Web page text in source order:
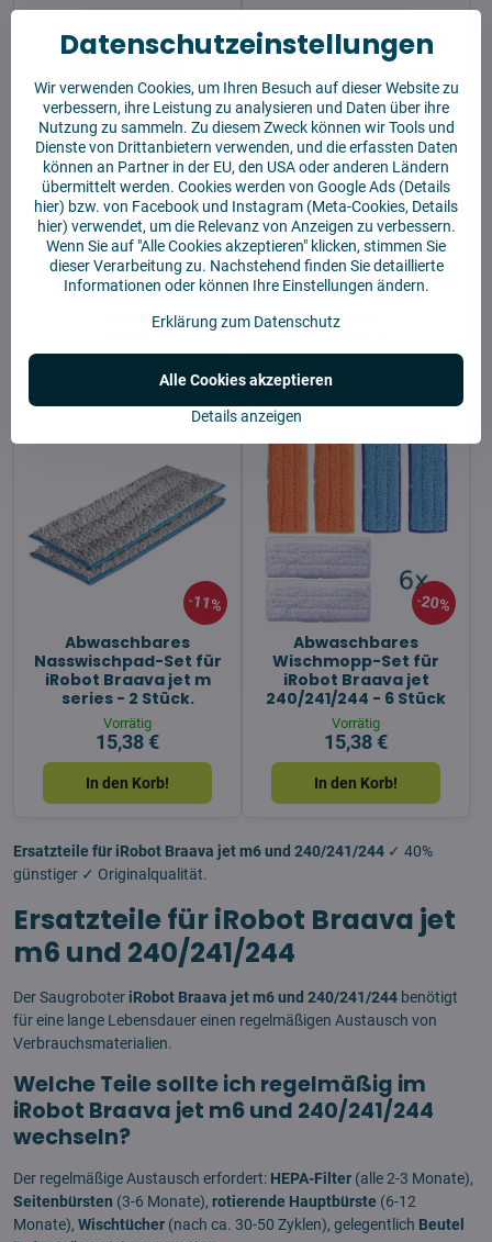
4Robot
Reinigungsmittel für
Saugroboter mit
Wischfunktion 20 ml –
PROBE
1,93 €
In den Korb!
Übergangsbügel für
Robotersauger
Vorrätig
13,45 €
Ansehen
11%
Abwaschbares
Nasswischpad-Set für
iRobot Braava jet m
series - 2 Stück.
Vorrätig
15,38 €
In den Korb!
20%
Abwaschbares
Wischmopp-Set für
iRobot Braava jet
240/241/244 - 6 Stück
Vorrätig
15,38 €
In den Korb!
Ersatzteile für iRobot Braava jet m6 und 240/241/244 ✓ 40%
günstiger ✓ Originalqualität.
Ersatzteile für iRobot Braava jet
m6 und 240/241/244
Der Saugroboter iRobot Braava jet m6 und 240/241/244 benötigt
für eine lange Lebensdauer einen regelmäßigen Austausch von
Verbrauchsmaterialien.
Welche Teile sollte ich regelmäßig im
iRobot Braava jet m6 und 240/241/244
wechseln?
Der regelmäßige Austausch erfordert: HEPA-Filter (alle 2-3 Monate),
Seitenbürsten (3-6 Monate), rotierende Hauptbürste (6-12
Monate), Wischtücher (nach ca. 30-50 Zyklen), gelegentlich Beutel
Datenschutzeinstellungen
Wir verwenden Cookies, um Ihren Besuch auf dieser Website zu
verbessern, ihre Leistung zu analysieren und Daten über ihre
Nutzung zu sammeln. Zu diesem Zweck können wir Tools und
Dienste von Drittanbietern verwenden, und die erfassten Daten
können an Partner in der EU, den USA oder anderen Ländern
übermittelt werden. Cookies werden von Google Ads (Details
hier) bzw. von Facebook und Instagram (Meta-Cookies, Details
hier) verwendet, um die Relevanz von Anzeigen zu verbessern.
Wenn Sie auf "Alle Cookies akzeptieren" klicken, stimmen Sie
dieser Verarbeitung zu. Nachstehend finden Sie detaillierte
Informationen oder können Ihre Einstellungen ändern.
Erklärung zum Datenschutz
Details anzeigen
Alle Cookies akzeptieren